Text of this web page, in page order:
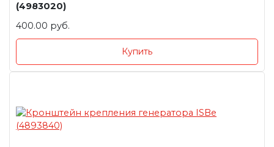
(4983020)
400.00 руб.
Купить